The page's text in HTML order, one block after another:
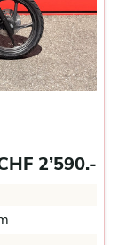
2’590.-